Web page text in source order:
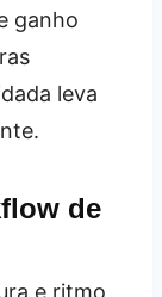
ganho
leva
de